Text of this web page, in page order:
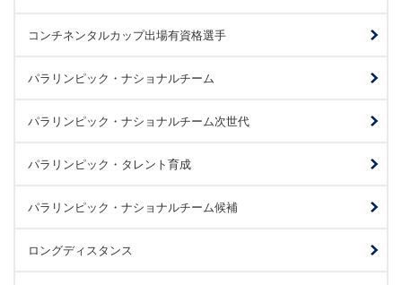
コンチネンタルカップ出場有資格選手
パラリンピック・ナショナルチーム
パラリンピック・ナショナルチーム次世代
パラリンピック・タレント育成
パラリンピック・ナショナルチーム候補
ロングディスタンス